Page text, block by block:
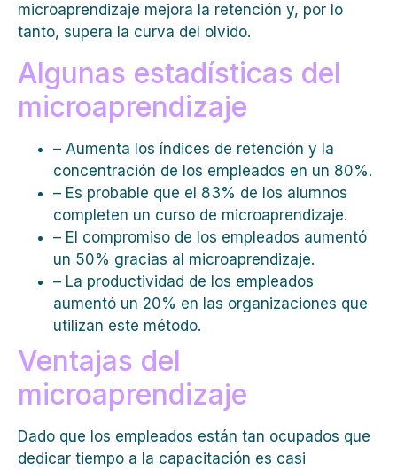
microaprendizaje mejora la retención y, por lo
tanto, supera la curva del olvido.
Algunas estadísticas del
microaprendizaje
– Aumenta los índices de retención y la
concentración de los empleados en un 80%.
– Es probable que el 83% de los alumnos
completen un curso de microaprendizaje.
– El compromiso de los empleados aumentó
un 50% gracias al microaprendizaje.
– La productividad de los empleados
aumentó un 20% en las organizaciones que
utilizan este método.
Ventajas del
microaprendizaje
Dado que los empleados están tan ocupados que
dedicar tiempo a la capacitación es casi